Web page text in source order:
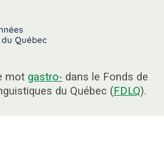
mot gastro- dans le Fonds de
du Québec (FDLQ).